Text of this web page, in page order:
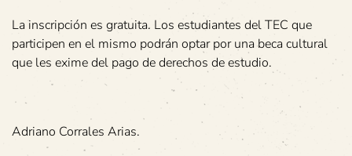
La inscripción es gratuita. Los estudiantes del TEC que
participen en el mismo podrán optar por una beca cultural
que les exime del pago de derechos de estudio.
Adriano Corrales Arias.